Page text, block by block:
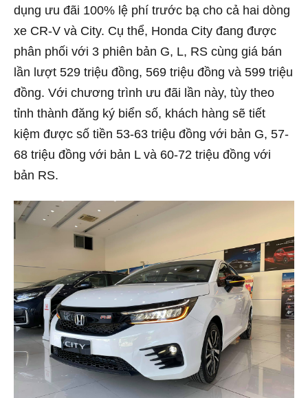
dụng ưu đãi 100% lệ phí trước bạ cho cả hai dòng
xe CR-V và City. Cụ thể, Honda City đang được
phân phối với 3 phiên bản G, L, RS cùng giá bán
lần lượt 529 triệu đồng, 569 triệu đồng và 599 triệu
đồng. Với chương trình ưu đãi lần này, tùy theo
tỉnh thành đăng ký biển số, khách hàng sẽ tiết
kiệm được số tiền 53-63 triệu đồng với bản G, 57-
68 triệu đồng với bản L và 60-72 triệu đồng với
bản RS.